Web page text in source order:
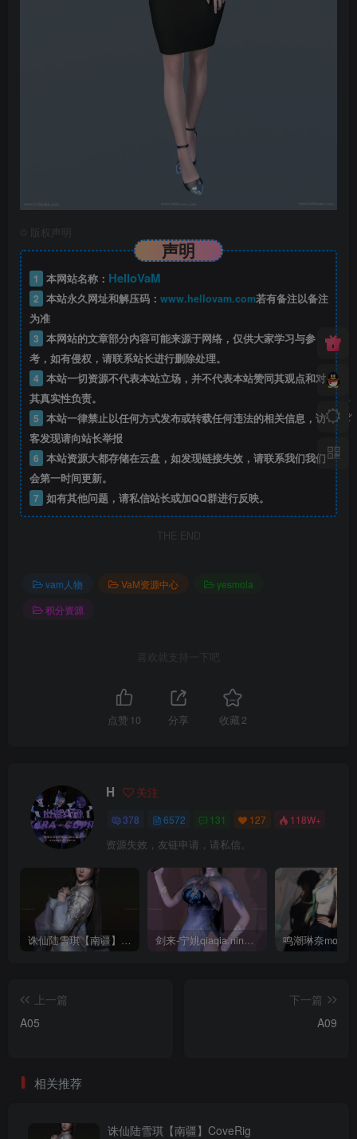
版权声明
声明
1 本网站名称： HelloVaM
2 本站永久网址和解压码： www.hellovam.com若有备注以备注
为准
3 本网站的文章部分内容可能来源于网络，仅供大家学习与参
考，如有侵权，请联系站长进行删除处理。
4 本站一切资源不代表本站立场，并不代表本站赞同其观点和对
其真实性负责。
5 本站一律禁止以任何方式发布或转载任何违法的相关信息，访
客发现请向站长举报
6 本站资源大都存储在云盘，如发现链接失效，请联系我们我们
会第一时间更新。
7 如有其他问题，请私信站长或加QQ群进行反映。
THE END
vam人物 VaM资源中心
yesmola
积分资源
喜欢就支持一下吧
点赞 10 分享 收藏2
H 关注
378 6572 131 127 118W+
资源失效，友链申请，请私信。
诛仙陆雪琪【南疆】CoveRig 剑来-宁姚qiaqia.ningyao-re.1
上一篇
A05
下一篇
A09
相关推荐
诛仙陆雪琪【南疆】CoveRig